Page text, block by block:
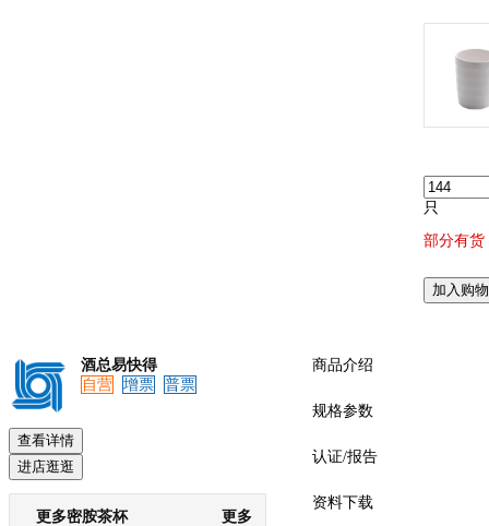
只
部分有货
加入购
酒总易快得
自营
增票 普票
查看详情
进店逛逛
更多密胺茶杯 更多
商品介绍
规格参数
认证/报告
资料下载